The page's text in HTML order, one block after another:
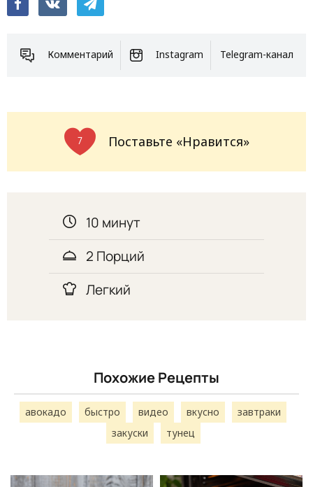
Комментарий Instagram Telegram-канал
7 Поставьте «Нравится»
10 минут
2 Порций
Легкий
Похожие Рецепты
авокадо быстро видео вкусно
завтраки
закуски
тунец